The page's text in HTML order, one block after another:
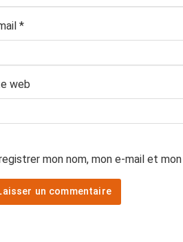
*
web
mon nom, mon e-mail et